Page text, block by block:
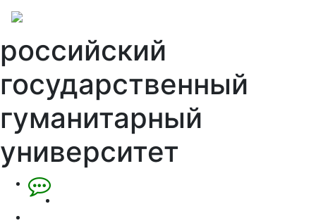
российский
государственный
гуманитарный
университет